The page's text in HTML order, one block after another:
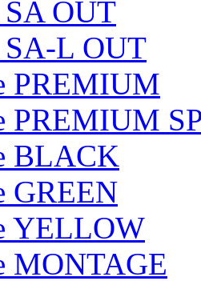
OUT
L OUT
PREMIUM
PREMIUM
BLACK
GREEN
YELLOW
MONTAGE